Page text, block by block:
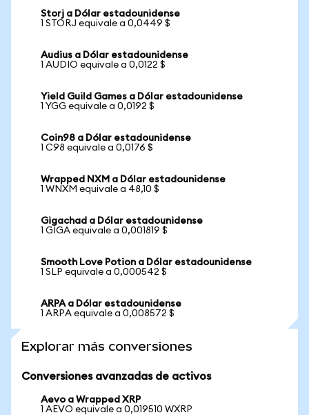
Storj a Dólar estadounidense
1 STORJ equivale a 0,0449 $
Audius a Dólar estadounidense
1 AUDIO equivale a 0,0122 $
Yield Guild Games a Dólar estadounidense
1 YGG equivale a 0,0192 $
Coin98 a Dólar estadounidense
1 C98 equivale a 0,0176 $
Wrapped NXM a Dólar estadounidense
1 WNXM equivale a 48,10 $
Gigachad a Dólar estadounidense
1 GIGA equivale a 0,001819 $
Smooth Love Potion a Dólar estadounidense
1 SLP equivale a 0,000542 $
ARPA a Dólar estadounidense
1 ARPA equivale a 0,008572 $
Explorar más conversiones
Conversiones avanzadas de activos
Aevo a Wrapped XRP
1 AEVO equivale a 0,019510 WXRP